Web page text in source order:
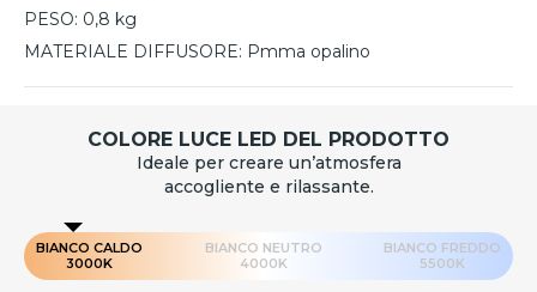
PESO: 0,8 kg
MATERIALE DIFFUSORE: Pmma opalino
COLORE LUCE LED DEL PRODOTTO
Ideale per creare un’atmosfera
accogliente e rilassante.
BIANCO CALDO
3000K
BIANCO NEUTRO
4000K
BIANCO FREDDO
5500K